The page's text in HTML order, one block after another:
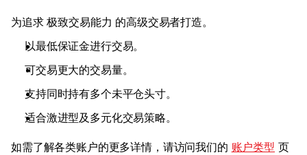
为追求 极致交易能力 的高级交易者打造。
以最低保证金进行交易。
可交易更大的交易量。
支持同时持有多个未平仓头寸。
适合激进型及多元化交易策略。
如需了解各类账户的更多详情，请访问我们的 账户类型 页